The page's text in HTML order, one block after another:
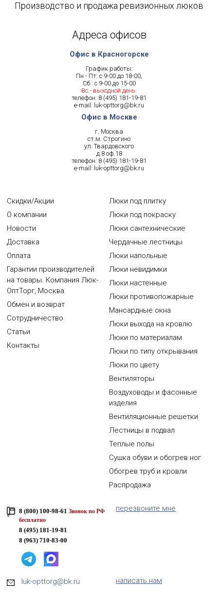
Производство и продажа ревизионных люков
Адреса офисов
Офис в Красногорске
График работы:
Пн - Пт: с 9-00 до 18-00,
Сб.: с 9-00 до 15-00
Вс.- выходной день.
телефон: 8 (495) 181-19-81
e-mail: luk-opttorg@bk.ru
Офис в Москве
г. Москва
ст.м. Строгино
ул. Твардовского
д.8 оф.18
телефон: 8 (495) 181-19-81
e-mail: luk-opttorg@bk.ru
Скидки/Акции
О компании
Новости
Доставка
Оплата
Гарантии производителей
на товары. Компания Люк-
ОптТорг, Москва
Обмен и возврат
Сотрудничество
Статьи
Контакты
Люки под плитку
Люки под покраску
Люки сантехнические
Чердачные лестницы
Люки напольные
Люки невидимки
Люки настенные
Люки противопожарные
Мансардные окна
Люки выхода на кровлю
Люки по материалам
Люки по типу открывания
Люки по цвету
Вентиляторы
Воздуховоды и фасонные
изделия
Вентиляционные решетки
Лестницы в подвал
Теплые полы
Сушка обуви и обогрев ног
Обогрев труб и кровли
Распродажа
8 (800) 100-98-61 Звонок по РФ
бесплатно
8 (495) 181-19-81
8 (963) 710-83-00
перезвоните мне
luk-opttorg@bk.ru написать нам